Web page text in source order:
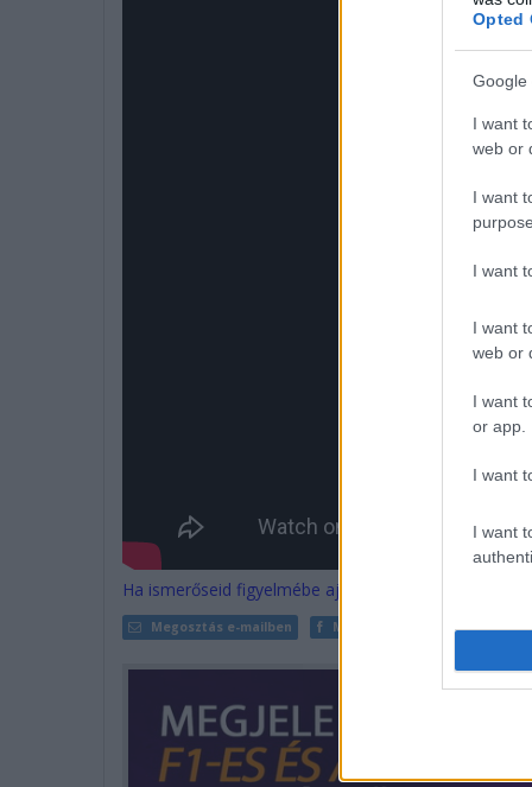
Opted
Google
I want
web or
I want
I want
I want
web or
I want
or app.
I want
I want
Ha ismerőseid figyelmébe ajánlanád a cikket,
Megosztás e-mailben Megosztás Facebookon